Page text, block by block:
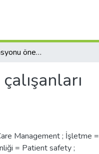
Tıbbi cihaz kalibrasyonu öneminin sağlık çalışanları tarafından bilinç düzeyinin ölçülmesi
Management ; İşletme =
= Patient safety ;